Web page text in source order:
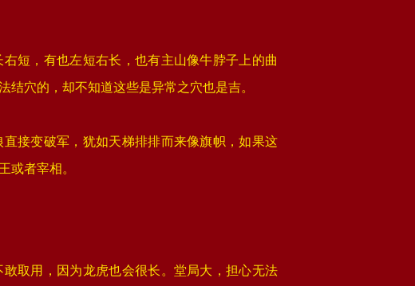
短，有也左短右长，也有主山像牛脖子上的曲
穴的，却不知道这些是异常之穴也是吉。
接变破军，犹如天梯排排而来像旗帜，如果这
或者宰相。
取用，因为龙虎也会很长。堂局大，担心无法